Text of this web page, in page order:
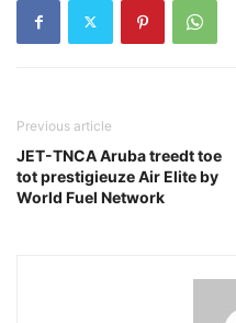
Previous article
JET-TNCA Aruba treedt toe
tot prestigieuze Air Elite by
World Fuel Network